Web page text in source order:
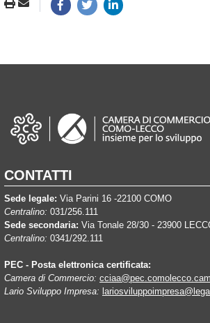
CONTATTI
Sede legale: Via Parini 16 -22100 COMO
Centralino: 031/256.111
Sede secondaria: Via Tonale 28/30 - 23900
Centralino: 0341/292.111
PEC - Posta elettronica certificata:
Camera di Commercio:
Lario Sviluppo Impresa: